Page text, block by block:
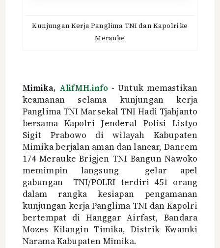
Kunjungan Kerja Panglima TNI dan Kapolri ke
Merauke
Mimika, AlifMH.info - Untuk memastikan
keamanan selama
kunjungan kerja
Panglima TNI Marsekal TNI Hadi Tjahjanto
bersama Kapolri Jenderal Polisi Listyo
Sigit Prabowo di wilayah Kabupaten
Mimika berjalan aman dan lancar, Danrem
174 Merauke Brigjen TNI Bangun Nawoko
memimpin langsung
gelar apel
gabungan
TNI/POLRI terdiri 451 orang
dalam rangka kesiapan pengamanan
kunjungan kerja Panglima TNI dan Kapolri
bertempat di Hanggar Airfast, Bandara
Mozes Kilangin Timika, Distrik Kwamki
Narama Kabupaten Mimika.